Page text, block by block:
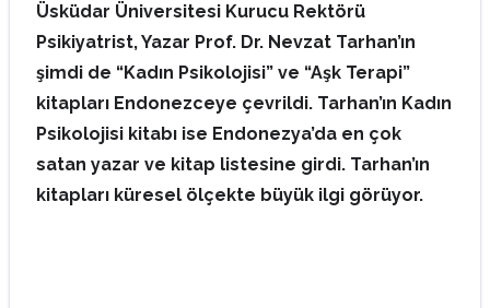
Üsküdar Üniversitesi Kurucu Rektörü
Psikiyatrist, Yazar Prof. Dr. Nevzat Tarhan’ın
şimdi de “Kadın Psikolojisi” ve “Aşk Terapi”
kitapları Endonezceye çevrildi. Tarhan’ın Kadın
Psikolojisi kitabı ise Endonezya’da en çok
satan yazar ve kitap listesine girdi. Tarhan’ın
kitapları küresel ölçekte büyük ilgi görüyor.